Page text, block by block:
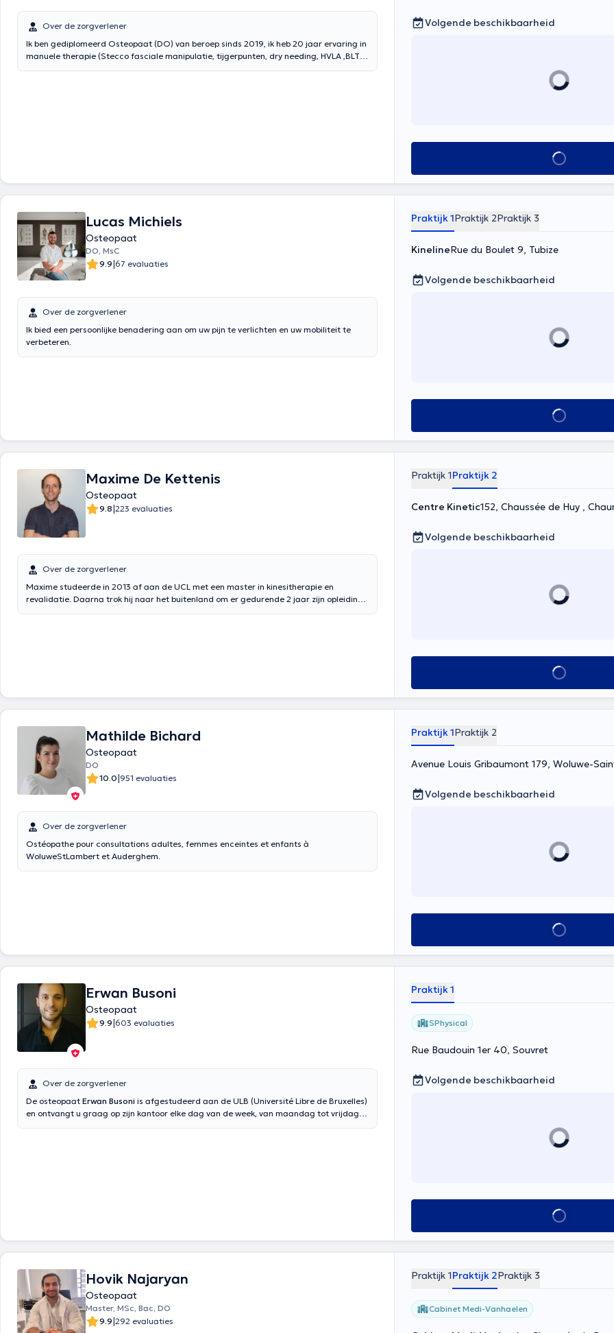
Over de zorgverlener
Ik ben gediplomeerd Osteopaat (DO) van beroep sinds 2019, ik heb 20 jaar ervaring in
manuele therapie (Stecco fasciale manipulatie, tijgerpunten, dry needing, HVLA ,BLT
Volgende beschikbaarheid
Alles zien
Lucas Michiels
Osteopaat
DO, MsC
9.9|67 evaluaties
Over de zorgverlener
Ik bied een persoonlijke benadering aan om uw pijn te verlichten en uw mobiliteit te
verbeteren.
Praktijk 1Praktijk 2Praktijk 3
KinelineRue du Boulet 9, Tubize
Volgende beschikbaarheid
Alles zien
Maxime De Kettenis
Osteopaat
9.8|223 evaluaties
Over de zorgverlener
Maxime studeerde in 2013 af aan de UCL met een master in kinesitherapie en
revalidatie. Daarna trok hij naar het buitenland om er gedurende 2 jaar zijn opleiding
Praktijk 1Praktijk 2
Centre Kinetic152, Chaussée de Huy ,
Volgende beschikbaarheid
Alles zien
Mathilde Bichard
Osteopaat
DO
10.0|951 evaluaties
Over de zorgverlener
Ostéopathe pour consultations adultes, femmes enceintes et enfants à
WoluweStLambert et Auderghem.
Praktijk 1Praktijk 2
Avenue Louis Gribaumont 179, Woluwe-
Volgende beschikbaarheid
Alles zien
Erwan Busoni
Osteopaat
9.9|603 evaluaties
Over de zorgverlener
De osteopaat Erwan Busoni is afgestudeerd aan de ULB (Université Libre de Bruxelles)
en ontvangt u graag op zijn kantoor elke dag van de week, van maandag tot vrijdag
Praktijk 1
SPhysical
Rue Baudouin 1er 40, Souvret
Volgende beschikbaarheid
Alles zien
Hovik Najaryan
Osteopaat
Master, MSc, Bac, DO
9.9|292 evaluaties
Praktijk 1Praktijk 2Praktijk 3
Cabinet Medi-Vanhaelen